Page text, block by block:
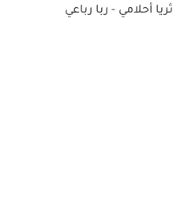
ثريا أحلامي - ربا رباعي